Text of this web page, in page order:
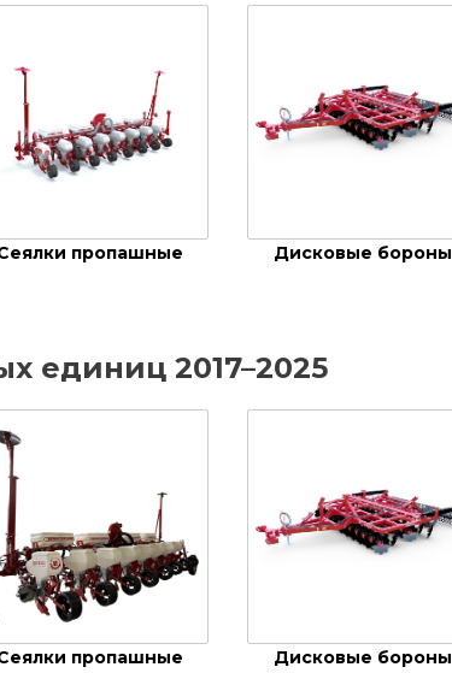
пропашные Дисковые бороны
единиц 2017–2025
пропашные Дисковые бороны